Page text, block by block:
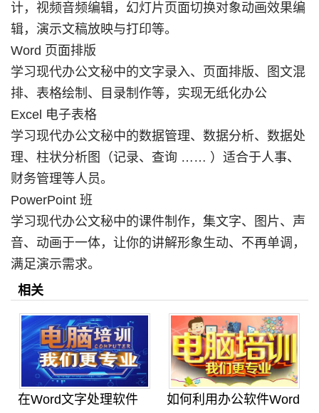
计，视频音频编辑，幻灯片页面切换对象动画效果编
辑，演示文稿放映与打印等。
Word 页面排版
学习现代办公文秘中的文字录入、页面排版、图文混
排、表格绘制、目录制作等，实现无纸化办公
Excel 电子表格
学习现代办公文秘中的数据管理、数据分析、数据处
理、柱状分析图（记录、查询 …… ）适合于人事、
财务管理等人员。
PowerPoint 班
学习现代办公文秘中的课件制作，集文字、图片、声
音、动画于一体，让你的讲解形象生动、不再单调，
满足演示需求。
相关
在Word文字处理软件
如何利用办公软件Word